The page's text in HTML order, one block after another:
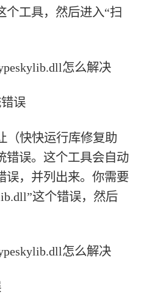
个工具，然后进入“扫
误
（快快运行库修复助
错误。这个工具会自动
误，并列出来。你需要
这个错误，然后